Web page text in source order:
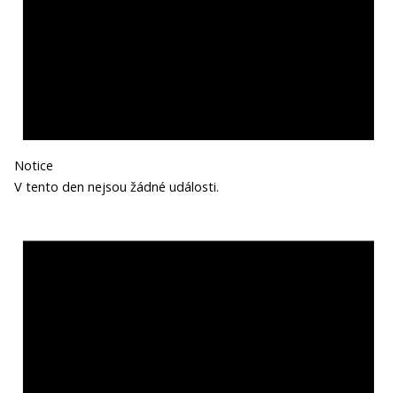
Notice
V tento den nejsou žádné události.